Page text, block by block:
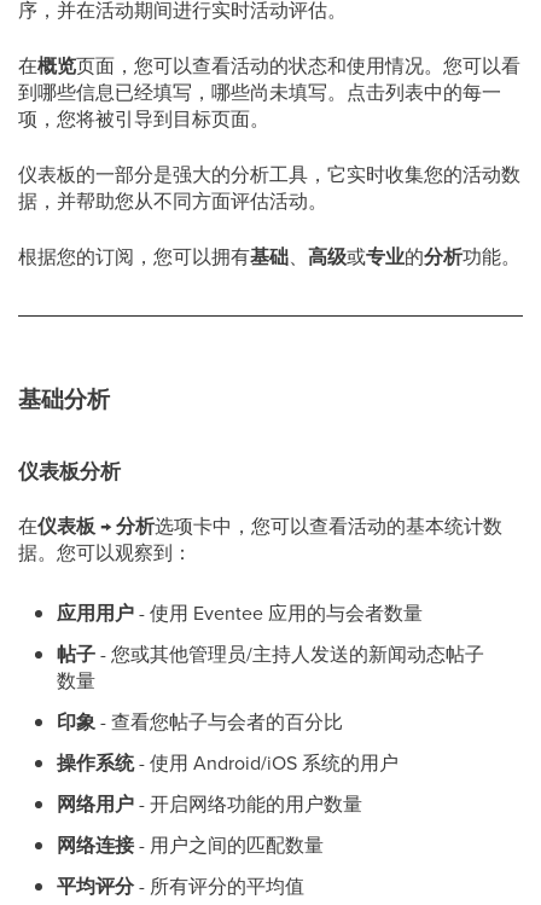
序，并在活动期间进行实时活动评估。
在概览页面，您可以查看活动的状态和使用情况。您可以看
到哪些信息已经填写，哪些尚未填写。点击列表中的每一
项，您将被引导到目标页面。
仪表板的一部分是强大的分析工具，它实时收集您的活动数
据，并帮助您从不同方面评估活动。
根据您的订阅，您可以拥有基础、 高级或专业的分析功能。
基础分析
仪表板分析
在仪表板→分析选项卡中，您可以查看活动的基本统计数
据。您可以观察到：
应用用户- 使用 Eventee 应用的与会者数量
帖子- 您或其他管理员/主持人发送的新闻动态帖子
数量
印象- 查看您帖子与会者的百分比
操作系统- 使用 Android/iOS 系统的用户
网络用户- 开启网络功能的用户数量
网络连接- 用户之间的匹配数量
平均评分- 所有评分的平均值